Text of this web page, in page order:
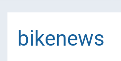
bikenews